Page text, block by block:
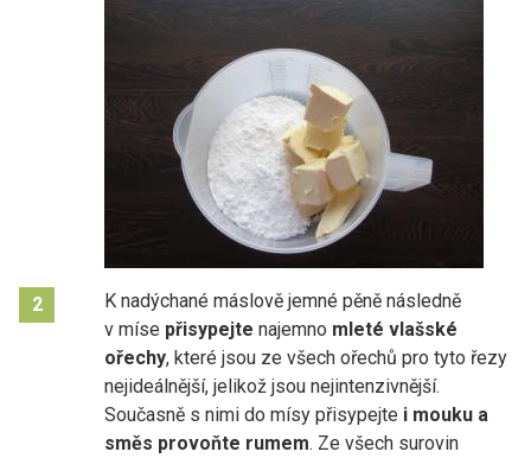
2
K nadýchané máslově jemné pěně následně
v míse přisypejte najemno mleté vlašské
ořechy, které jsou ze všech ořechů pro tyto řezy
nejideálnější, jelikož jsou nejintenzivnější.
Současně s nimi do mísy přisypejte i mouku a
směs provoňte rumem. Ze všech surovin